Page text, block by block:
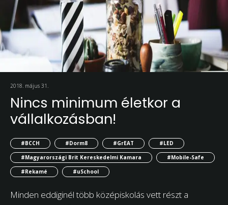
2018. május 31.
Nincs minimum életkor a
vállalkozásban!
#BCCH #Dorm8 #GrEAT
#LED
#Magyarországi Brit Kereskedelmi Kamara
#Mobile-Safe
#Rekamé
#uSchool
Minden eddiginél több középiskolás vett részt a